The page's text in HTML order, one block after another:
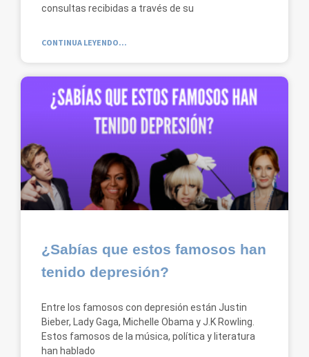
consultas recibidas a través de su
CONTINUA LEYENDO...
¿Sabías que estos famosos han
tenido depresión?
Entre los famosos con depresión están Justin
Bieber, Lady Gaga, Michelle Obama y J.K Rowling.
Estos famosos de la música, política y literatura
han hablado